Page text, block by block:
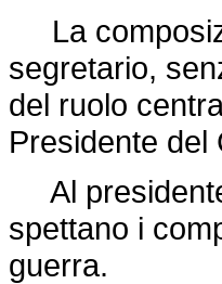
La
segretario,
del ruolo
Presidente del
Al
spettano i
guerra.